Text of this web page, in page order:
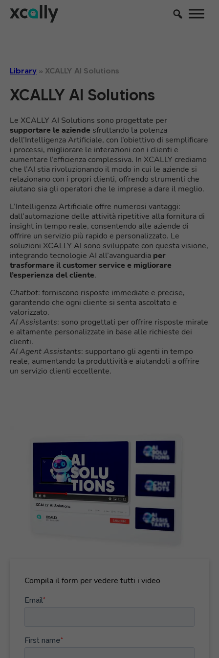
Library » XCALLY AI Solutions
XCALLY AI Solutions
Le XCALLY AI Solutions sono progettate per
supportare le aziende sfruttando la potenza
dell’Intelligenza Artificiale, con l’obiettivo di semplificare
i processi, migliorare le interazioni con i clienti e
aumentare l’efficienza complessiva. In XCALLY crediamo
che l’AI stia rivoluzionando il modo in cui le aziende si
relazionano con i propri clienti, offrendo strumenti che
aiutano sia gli operatori che le imprese a dare il meglio.
L’Intelligenza Artificiale offre numerosi vantaggi:
dall’automazione delle attività ripetitive alla fornitura di
insight in tempo reale, consentendo alle aziende di
offrire un servizio più rapido e personalizzato. Le
soluzioni XCALLY AI sono sviluppate con questa visione,
integrando tecnologie AI all’avanguardia per
trasformare il customer service e migliorare
l’esperienza del cliente.
Chatbot: forniscono risposte immediate e precise,
garantendo che ogni cliente si senta ascoltato e
valorizzato.
AI Assistants: sono progettati per offrire risposte mirate
e altamente personalizzate in base alle richieste dei
clienti.
AI Agent Assistants: supportano gli agenti in tempo
reale, aumentando la produttività e aiutandoli a offrire
un servizio clienti eccellente.
Compila il form per vedere tutti i video